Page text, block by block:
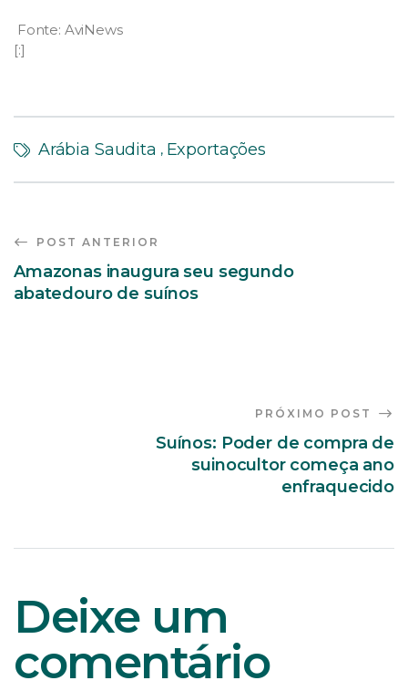
Fonte: AviNews
[:]
Arábia Saudita , Exportações
POST ANTERIOR
Amazonas inaugura seu segundo
abatedouro de suínos
PRÓXIMO POST
Suínos: Poder de compra de
suinocultor começa ano
enfraquecido
Deixe um
comentário